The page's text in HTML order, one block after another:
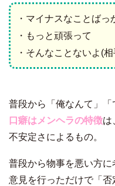
・マイナスなことば
・もっと頑張って
・そんなことないよ(
普段から「俺なんて」
口癖はメンヘラの特徴は
不安定さによるもの。
普段から物事を悪い方
意見を行っただけで「